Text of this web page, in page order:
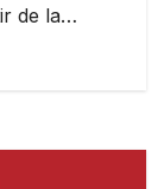
de la…